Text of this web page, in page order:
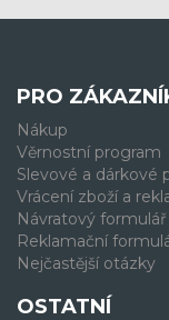
PRO
Nákup
Věrnostní program
Slevové a dárkové
Vrácení zboží a
Návratový formulář
Reklamační
Nejčastější otázky
OSTATNÍ